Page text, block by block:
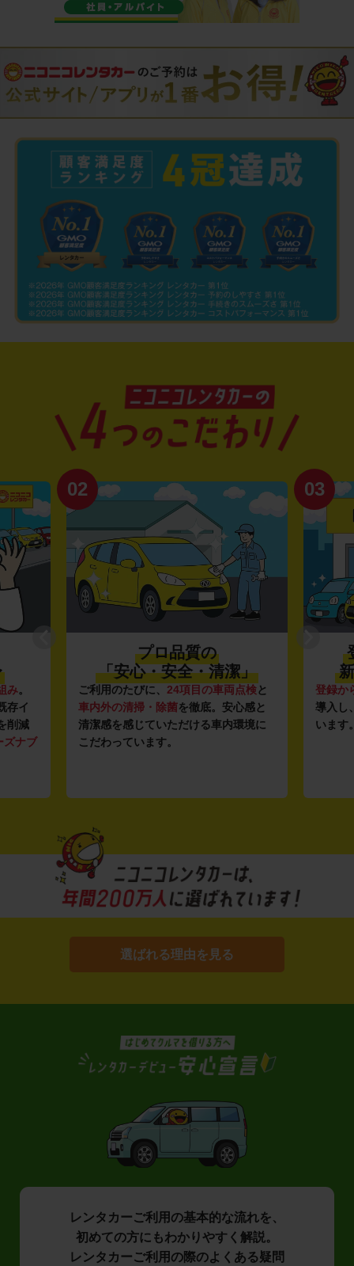
み。
存イ
削減
ズナブ
02
プロ品質の
「安心・安全・清潔」
ご利用のたびに、 24項目の車両点検と
車内外の清掃・除菌を徹底。安心感と
清潔感を感じていただける車内環境に
こだわっています。
03
登録か
導入し
います
選ばれる理由を見る
レンタカーご利用の基本的な流れを、
初めての方にもわかりやすく解説。
レンタカーご利用の際のよくある疑問